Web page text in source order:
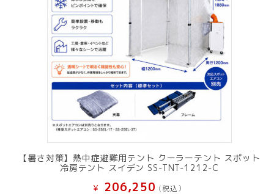
【暑さ対策】熱中症避難用テント クーラーテント スポット
冷房テント スイデン SS-TNT-1212-C
¥ 206,250 (税込）